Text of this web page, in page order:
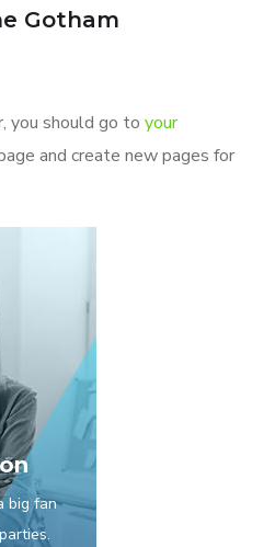
Gotham
you should go to your
and create new pages for
big fan